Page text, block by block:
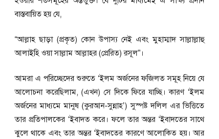
বাস্তবায়িত হয় যে,
“আল্লাহ ছাড়া (প্রকৃত) কোন উপাস্য নেই এবং মুহাম্মাদ সাল্লাল্লাহু
আলাইহি ওয়া সাল্লাম আল্লাহর (প্রেরিত) রসূল”।
আমরা এ পরিচ্ছেদের শুরুতে ‘ইলম অর্জনের ফজিলত সমূহ নিয়ে যে
আলোচনা করেছিলাম, (এখন) সে দিকে ফিরে যাচ্ছি। কারণ ‘ইলম
অর্জনের মাধ্যমে মানুষ (কুরআন-সুন্নাহ’) সুস্পষ্ট দলিল এর ভিত্তিতে
তার প্রতিপালকের ‘ইবাদত করে। ফলে তার অন্তর ‘ইবাদতের সাথে
ঝুলে থাকে এবং তার অন্তর ‘ইবাদতের কারণে আলোকিত হয়। আর